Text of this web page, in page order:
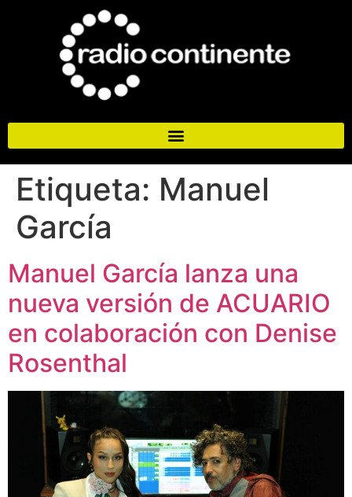
Etiqueta: Manuel
García
Manuel García lanza una
nueva versión de ACUARIO
en colaboración con Denise
Rosenthal